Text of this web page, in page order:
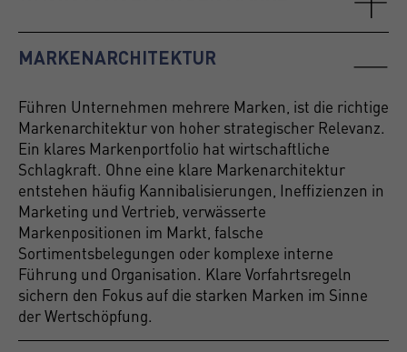
MARKENARCHITEKTUR
Führen Unternehmen mehrere Marken, ist die richtige
Markenarchitektur von hoher strategischer Relevanz.
Ein klares Markenportfolio hat wirtschaftliche
Schlagkraft. Ohne eine klare Markenarchitektur
entstehen häufig Kannibalisierungen, Ineffizienzen in
Marketing und Vertrieb, verwässerte
Markenpositionen im Markt, falsche
Sortimentsbelegungen oder komplexe interne
Führung und Organisation. Klare Vorfahrtsregeln
sichern den Fokus auf die starken Marken im Sinne
der Wertschöpfung.